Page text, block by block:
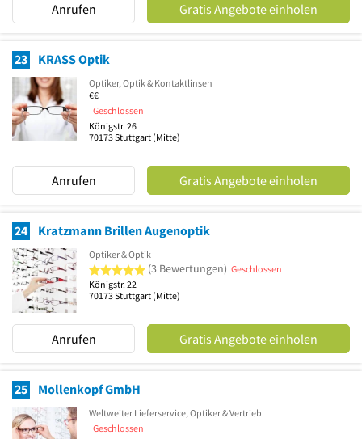
Anrufen Gratis Angebote einholen
23 KRASS Optik
Optiker, Optik & Kontaktlinsen
€€
Geschlossen
Königstr. 26
70173Stuttgart (Mitte)
Anrufen Gratis Angebote einholen
24 Kratzmann Brillen Augenoptik
Optiker & Optik
5 von 5 Sternen
(3 Bewertungen) Geschlossen
Königstr. 22
70173Stuttgart (Mitte)
Anrufen Gratis Angebote einholen
25 Mollenkopf GmbH
Weltweiter Lieferservice, Optiker & Vertrieb
Geschlossen